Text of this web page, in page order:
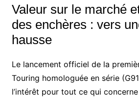
Valeur sur le marché
des enchères : vers
hausse
Le lancement officiel de la
Touring homologuée en série
l’intérêt pour tout ce qui